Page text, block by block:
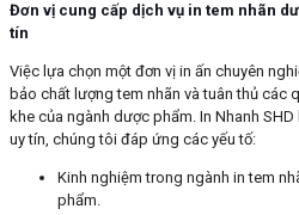
Đơn vị cung cấp dịch vụ in tem nhãn
tín
Việc lựa chọn một đơn vị in ấn chuyên
bảo chất lượng tem nhãn và tuân thủ các
khe của ngành dược phẩm. In Nhanh SHD
uy tín, chúng tôi đáp ứng các yếu tố:
Kinh nghiệm trong ngành in tem
phẩm.